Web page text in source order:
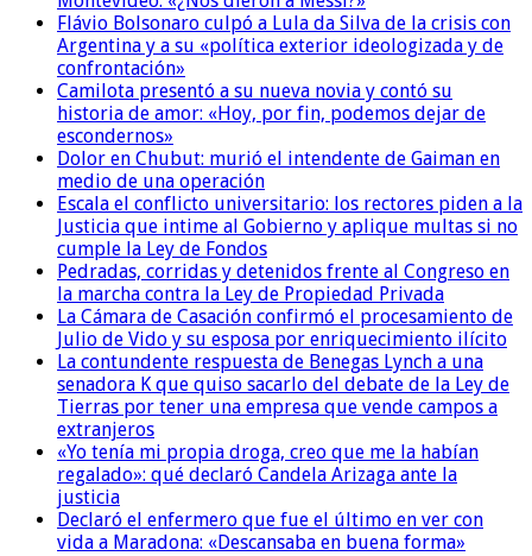
Flávio Bolsonaro culpó a Lula da Silva de la crisis con
Argentina y a su «política exterior ideologizada y de
confrontación»
Camilota presentó a su nueva novia y contó su
historia de amor: «Hoy, por fin, podemos dejar de
escondernos»
Dolor en Chubut: murió el intendente de Gaiman en
medio de una operación
Escala el conflicto universitario: los rectores piden a la
Justicia que intime al Gobierno y aplique multas si no
cumple la Ley de Fondos
Pedradas, corridas y detenidos frente al Congreso en
la marcha contra la Ley de Propiedad Privada
La Cámara de Casación confirmó el procesamiento de
Julio de Vido y su esposa por enriquecimiento ilícito
La contundente respuesta de Benegas Lynch a una
senadora K que quiso sacarlo del debate de la Ley de
Tierras por tener una empresa que vende campos a
extranjeros
«Yo tenía mi propia droga, creo que me la habían
regalado»: qué declaró Candela Arizaga ante la
justicia
Declaró el enfermero que fue el último en ver con
vida a Maradona: «Descansaba en buena forma»